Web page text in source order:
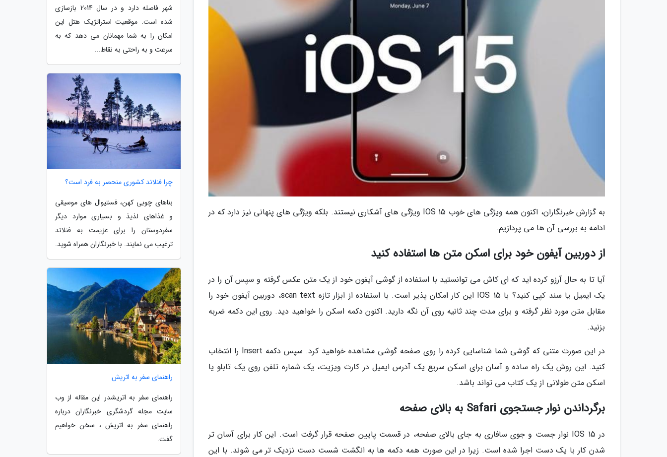
به گزارش خبرنگاران، اکنون همه ویژگی های خوب IOS 15 ویژگی های آشکاری نیستند. بلکه ویژگی های پنهانی نیز دارد که در
ادامه به بررسی آن ها می پردازیم.
از دوربین آیفون خود برای اسکن متن ها استفاده کنید
آیا تا به حال آرزو کرده اید که ای کاش می توانستید با استفاده از گوشی آیفون خود از یک متن عکس گرفته و سپس آن را در
یک ایمیل یا سند کپی کنید؟ با IOS 15 این کار امکان پذیر است. با استفاده از ابزار تازه scan text، دوربین آیفون خود را
مقابل متن مورد نظر گرفته و برای مدت چند ثانیه روی آن نگه دارید. اکنون دکمه اسکن را خواهید دید. روی این دکمه ضربه
بزنید.
در این صورت متنی که گوشی شما شناسایی کرده را روی صفحه گوشی مشاهده خواهید کرد. سپس دکمه Insert را انتخاب
کنید. این روش یک راه ساده و آسان برای اسکن سریع یک آدرس ایمیل در کارت ویزیت، یک شماره تلفن روی یک تابلو یا
اسکن متن طولانی از یک کتاب می تواند باشد.
برگرداندن نوار جستجوی Safari به بالای صفحه
در IOS 15 نوار جست و جوی سافاری به جای بالای صفحه، در قسمت پایین صفحه قرار گرفت است. این کار برای آسان تر
شدن کار با یک دست اجرا شده است. زیرا در این صورت همه دکمه ها به انگشت شست دست نزدیک تر می شوند. با این
شهر فاصله دارد و در سال 2014 بازسازی
شده است. موقعیت استراتژیک هتل این
امکان را به شما مهمانان می دهد که به
سرعت و به راحتی به نقاط...
چرا فنلاند کشوری منحصر به فرد است؟
بناهای چوبی کهن، فستیوال های موسیقی
و غذاهای لذیذ و بسیاری موارد دیگر
سفردوستان را برای عزیمت به فنلاند
ترغیب می نمایند. با خبرنگاران همراه شوید.
راهنمای سفر به اتریش
راهنمای سفر به اتریشدر این مقاله از وب
سایت مجله گردشگری خبرنگاران درباره
راهنمای سفر به اتریش ، سخن خواهیم
گفت.